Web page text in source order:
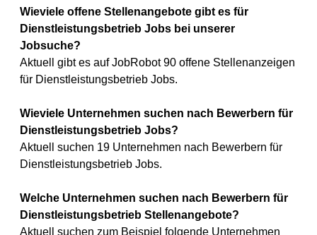
Wieviele offene Stellenangebote gibt es für
Dienstleistungsbetrieb Jobs bei unserer
Jobsuche?
Aktuell gibt es auf JobRobot 90 offene Stellenanzeigen
für Dienstleistungsbetrieb Jobs.
Wieviele Unternehmen suchen nach Bewerbern für
Dienstleistungsbetrieb Jobs?
Aktuell suchen 19 Unternehmen nach Bewerbern für
Dienstleistungsbetrieb Jobs.
Welche Unternehmen suchen nach Bewerbern für
Dienstleistungsbetrieb Stellenangebote?
Aktuell suchen zum Beispiel folgende Unternehmen